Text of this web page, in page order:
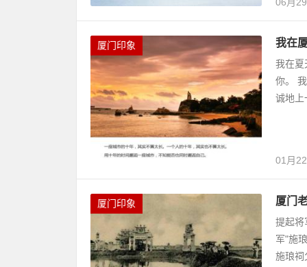
厦门印象 我在
我在夏
你。
诚地上
01月
厦门印象 厦门
提起将
军"施
施琅祠